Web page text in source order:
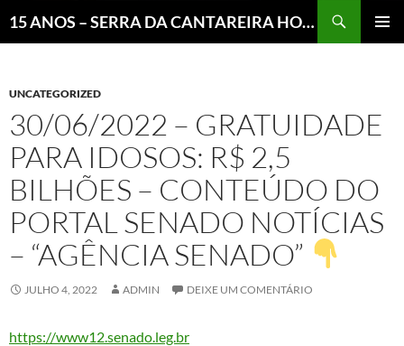
15 ANOS – SERRA DA CANTAREIRA HOJE E COTIDIANO DO BRASIL E DO MUNDO
UNCATEGORIZED
30/06/2022 – GRATUIDADE
PARA IDOSOS: R$ 2,5
BILHÕES – CONTEÚDO DO
PORTAL SENADO NOTÍCIAS
– “AGÊNCIA SENADO”
JULHO 4, 2022 ADMIN DEIXE UM COMENTÁRIO
https://www12.senado.leg.br